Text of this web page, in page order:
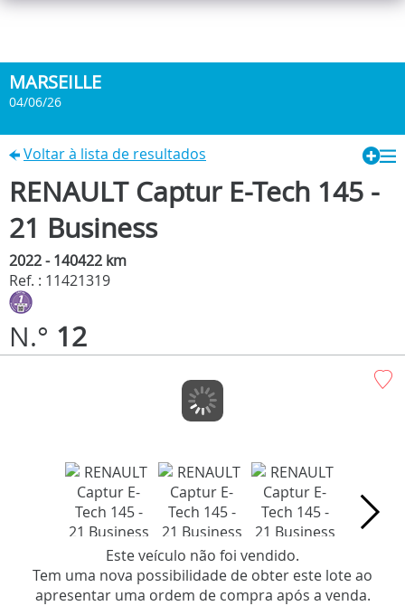
MARSEILLE
04/06/26
Voltar à lista de resultados
RENAULT Captur E-Tech 145 -
21 Business
2022 - 140422 km
Ref. : 11421319
N.° 12
Este veículo não foi vendido.
Tem uma nova possibilidade de obter este lote ao
apresentar uma ordem de compra após a venda.